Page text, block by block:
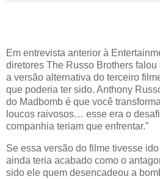
Em entrevista anterior à
diretores The Russo Brothers
a versão alternativa do terceiro
que poderia ter sido. Anthony
do Madbomb é que você
loucos raivosos… esse era o
companhia teriam que enfrentar.”
Se essa versão do filme tivesse
ainda teria acabado como o
sido ele quem desencadeou a